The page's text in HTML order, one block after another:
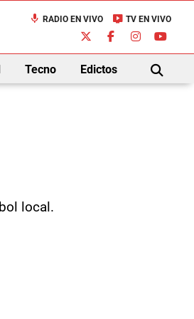
mic RADIO EN VIVO live_tv TV EN VIVO
Tecno Edictos
BUSCAR
local.